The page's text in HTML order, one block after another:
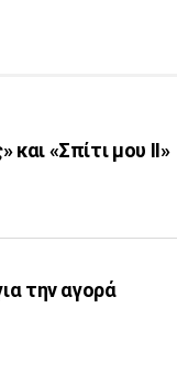
«Σπίτι μου ΙΙ»
την αγορά